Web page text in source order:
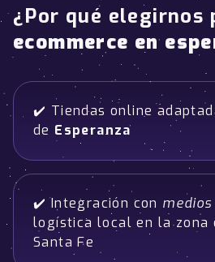
¿Por qué elegirnos
ecommerce en
✔️ Tiendas online
de Esperanza
✔️ Integración con
logística local en la zona
Santa Fe